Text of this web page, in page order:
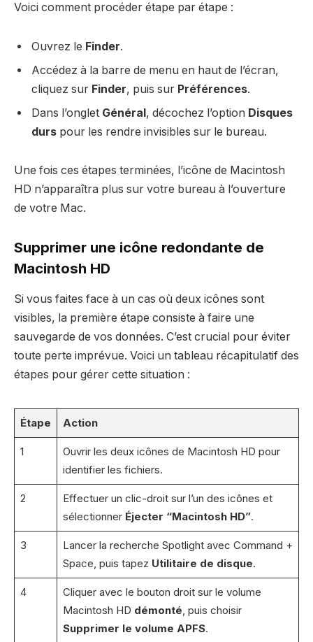
Voici comment procéder étape par étape :
Ouvrez le Finder.
Accédez à la barre de menu en haut de l’écran,
cliquez sur Finder, puis sur Préférences.
Dans l’onglet Général, décochez l’option Disques
durs pour les rendre invisibles sur le bureau.
Une fois ces étapes terminées, l’icône de Macintosh
HD n’apparaîtra plus sur votre bureau à l’ouverture
de votre Mac.
Supprimer une icône redondante de
Macintosh HD
Si vous faites face à un cas où deux icônes sont
visibles, la première étape consiste à faire une
sauvegarde de vos données. C’est crucial pour éviter
toute perte imprévue. Voici un tableau récapitulatif des
étapes pour gérer cette situation :
Étape Action
1
Ouvrir les deux icônes de Macintosh HD pour
identifier les fichiers.
2
Effectuer un clic-droit sur l’un des icônes et
sélectionner Éjecter “Macintosh HD”.
3
Lancer la recherche Spotlight avec Command +
Space, puis tapez Utilitaire de disque.
4
Cliquer avec le bouton droit sur le volume
Macintosh HD démonté, puis choisir
Supprimer le volume APFS.